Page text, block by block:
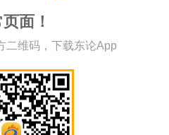
面！
二维码，下载东论App